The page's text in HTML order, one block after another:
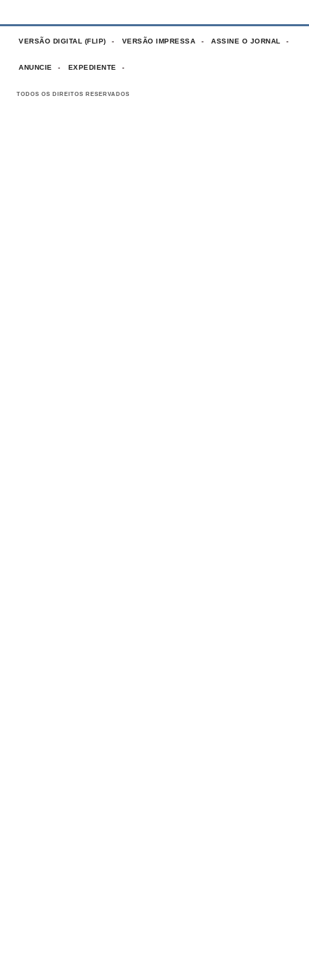
VERSÃO DIGITAL (FLIP) VERSÃO IMPRESSA ASSINE O JORNAL
ANUNCIE EXPEDIENTE
TODOS OS DIREITOS RESERVADOS